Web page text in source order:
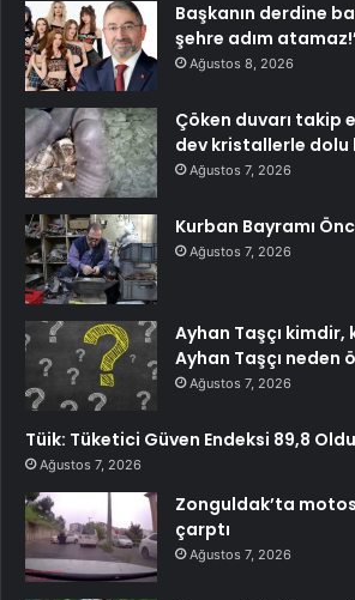
Başkanın derdine
şehre adım
Ağustos 8, 2026
Çöken duvarı takip
dev kristallerle dolu
Ağustos 7, 2026
Kurban Bayramı
Ağustos 7, 2026
Ayhan Taşçı kimdir,
Ayhan Taşçı neden
Ağustos 7, 2026
Tüik: Tüketici Güven Endeksi 89,8 Oldu
Ağustos 7, 2026
Zonguldak’ta
çarptı
Ağustos 7, 2026